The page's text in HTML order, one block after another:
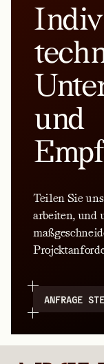
und
Teilen Sie
arbeiten, und
ANFRAGE